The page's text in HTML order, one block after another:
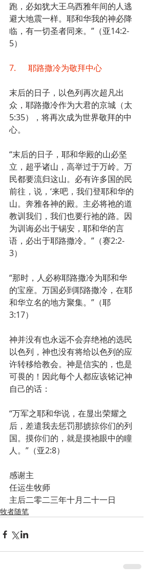
跑，必如犹大王乌西雅年间的人逃
避大地震一样。耶和华我的神必降
临，有一切圣者同来。”（亚14:2-
5）
7.      耶路撒冷为敬拜中心
末后的日子，以色列再次超凡出
众，耶路撒冷作为大君的京城（太
5:35），将再次成为世界敬拜的中
心。
“末后的日子，耶和华殿的山必坚
立，超乎诸山，高举过于万岭。万
民都要流归这山。必有许多国的民
前往，说，‘来吧，我们登耶和华的
山。奔雅各神的殿。主必将祂的道
教训我们，我们也要行祂的路。因
为训诲必出于锡安，耶和华的言
语，必出于耶路撒冷。”（赛2:2-
3）
“那时，人必称耶路撒冷为耶和华
的宝座。万国必到耶路撒冷，在耶
和华立名的地方聚集。”（耶
3:17）
神并没有也永远不会弃绝祂的选民
以色列，神也没有将给以色列的应
许转移给教会。神是信实的，也是
可畏的！因此每个人都应该铭记神
自己的话：
“万军之耶和华说，在显出荣耀之
后，差遣我去惩罚那掳掠你们的列
国。摸你们的，就是摸祂眼中的瞳
人。”（亚2:8）
感谢主
任运生牧师
主后二零二三年十月二十一日
牧者随笔